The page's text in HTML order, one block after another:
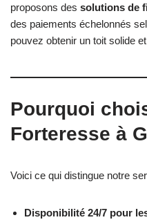
proposons des solutions de
des paiements échelonnés
pouvez obtenir un toit solide
Pourquoi
Forteresse à
Voici ce qui distingue notre
Disponibilité 24/7 pour